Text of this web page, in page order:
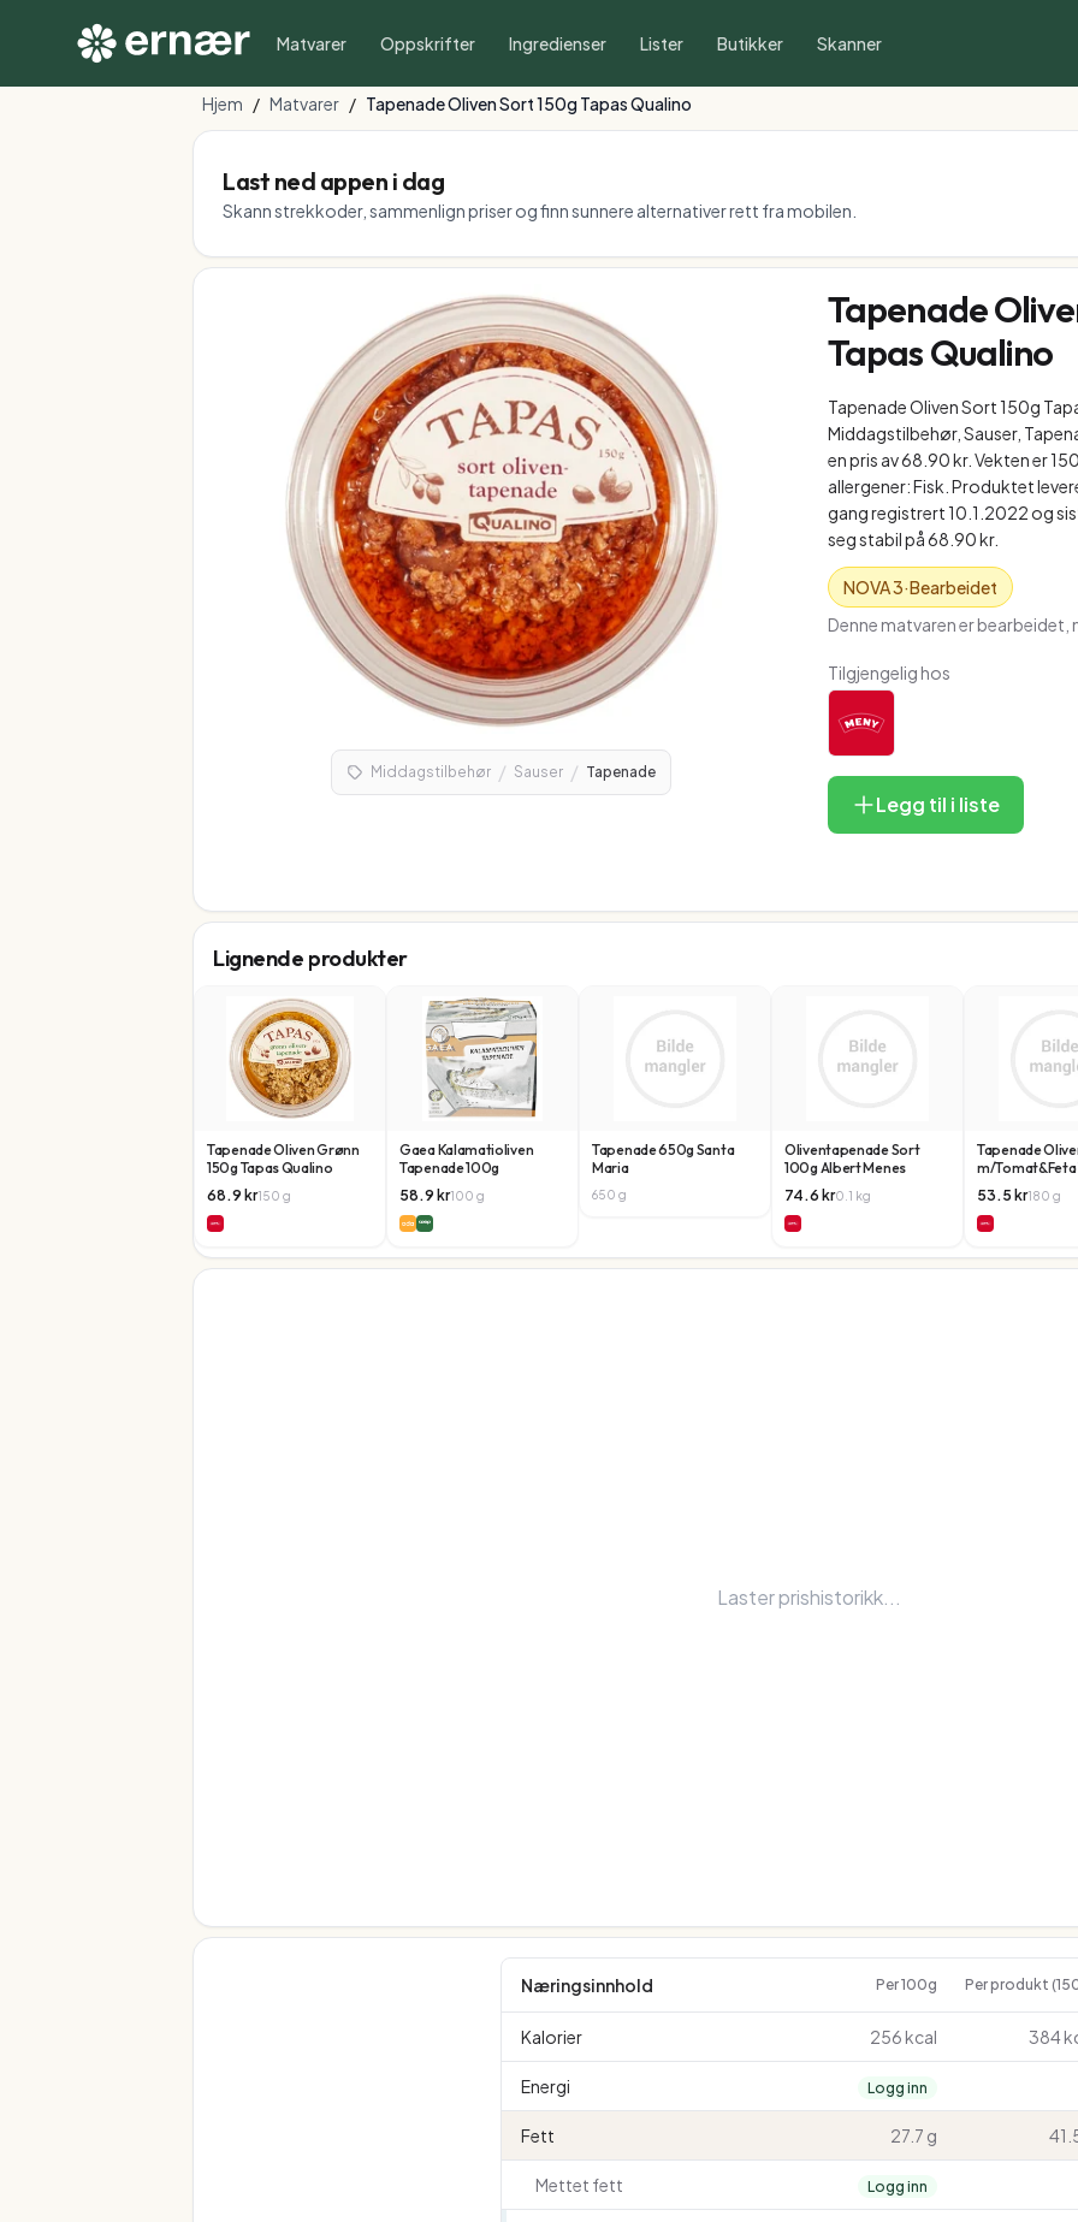
Matvarer Oppskrifter Ingredienser Lister Butikker Skanner
Hjem / Matvarer / Tapenade Oliven Sort 150g Tapas Qualino
Last ned appen i dag
Skann strekkoder, sammenlign priser og finn sunnere alternativer rett fra mobilen.
Middagstilbehør / Sauser / Tapenade
Tapenade
Tapas Qualino
Tapenade Oliven Sort 150g
Middagstilbehør, Sauser,
en pris av 68.90 kr. Vekten er
allergener: Fisk. Produktet
gang registrert 10.1.2022 og
seg stabil på 68.90 kr.
NOVA3·Bearbeidet
Denne matvaren er bearbeidet,
Tilgjengelig hos
Legg til i liste
Lignende produkter
Tapenade Oliven Grønn
150g Tapas Qualino
68.9 kr150 g
Gaea Kalamatioliven
Tapenade 100g
58.9 kr100 g
Tapenade 650g Santa
Maria
650 g
Oliventapenade Sort
100g Albert Menes
74.6 kr0.1 kg
Tapenade
m/Tomat&Feta
Olivebranch
53.5 kr180 g
Laster prishistorikk...
Næringsinnhold Per 100g Per produkt
Kalorier 256 kcal 384
Energi Logg inn
Fett 27.7 g
Mettet fett Logg inn